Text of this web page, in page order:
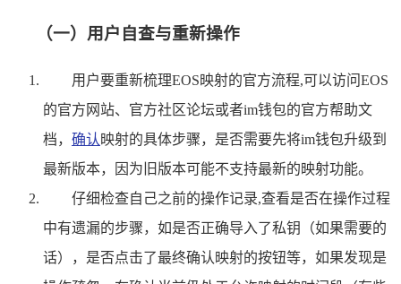
（一）用户自查与重新操作
用户要重新梳理EOS映射的官方流程,可以访问EOS
的官方网站、官方社区论坛或者im钱包的官方帮助文
档， 确认 映射的具体步骤，是否需要先将im钱包升级到
最新版本，因为旧版本可能不支持最新的映射功能。
仔细检查自己之前的操作记录,查看是否在操作过程
中有遗漏的步骤，如是否正确导入了私钥（如果需要的
话），是否点击了最终确认映射的按钮等，如果发现是